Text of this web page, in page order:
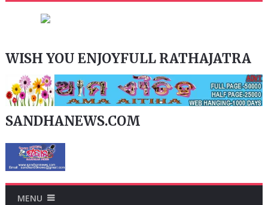
WISH YOU ENJOYFULL RATHAJATRA
SANDHANEWS.COM
MENU